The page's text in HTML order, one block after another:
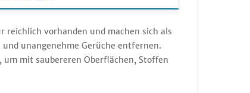
vorhanden und machen sich als
unangenehme Gerüche entfernen.
mit saubereren Oberflächen, Stoffen